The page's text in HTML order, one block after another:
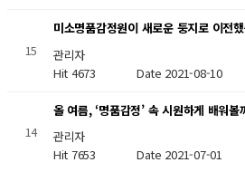
15
미소명품감정원이 새로운 둥지로 이전
관리자
Hit 4673 Date 2021-08-10
14
올 여름, ‘명품감정’ 속 시원하게 배워볼
관리자
Hit 7653 Date 2021-07-01